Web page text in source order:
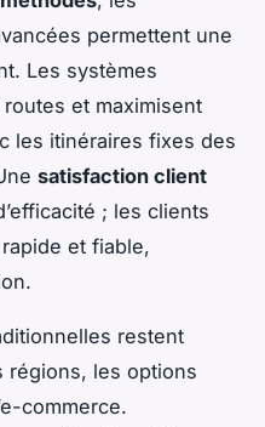
permettent une
Les systèmes
et maximisent
les itinéraires fixes des
satisfaction client
; les clients
et fiable,
restent
régions, les options
commerce.